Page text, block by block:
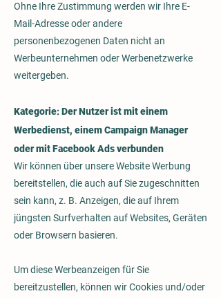
Ohne Ihre Zustimmung werden wir Ihre E-
Mail-Adresse oder andere
personenbezogenen Daten nicht an
Werbeunternehmen oder Werbenetzwerke
weitergeben.
Kategorie: Der Nutzer ist mit einem
Werbedienst, einem Campaign Manager
oder mit Facebook Ads verbunden
Wir können über unsere Website Werbung
bereitstellen, die auch auf Sie zugeschnitten
sein kann, z. B. Anzeigen, die auf Ihrem
jüngsten Surfverhalten auf Websites, Geräten
oder Browsern basieren.
Um diese Werbeanzeigen für Sie
bereitzustellen, können wir Cookies und/oder